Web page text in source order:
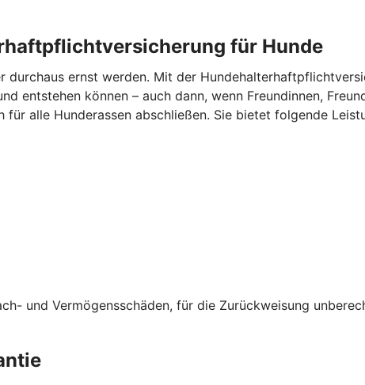
für Hunde
durchaus ernst werden. Mit der
entstehen können – auch dann, wenn Freundinnen,
alle Hunderassen abschließen. Sie bietet folgende
und Vermögensschäden, für die Zurückweisung